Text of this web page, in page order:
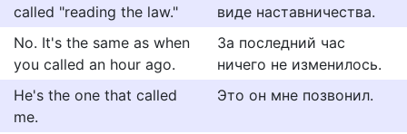
called "reading the law."
виде наставничества.
No. It's the same as when
you called an hour ago.
За последний час
ничего не изменилось.
He's the one that called
me.
Это он мне позвонил.